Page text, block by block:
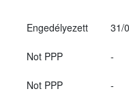
Engedélyezett
31/
Not PPP
-
Not PPP
-